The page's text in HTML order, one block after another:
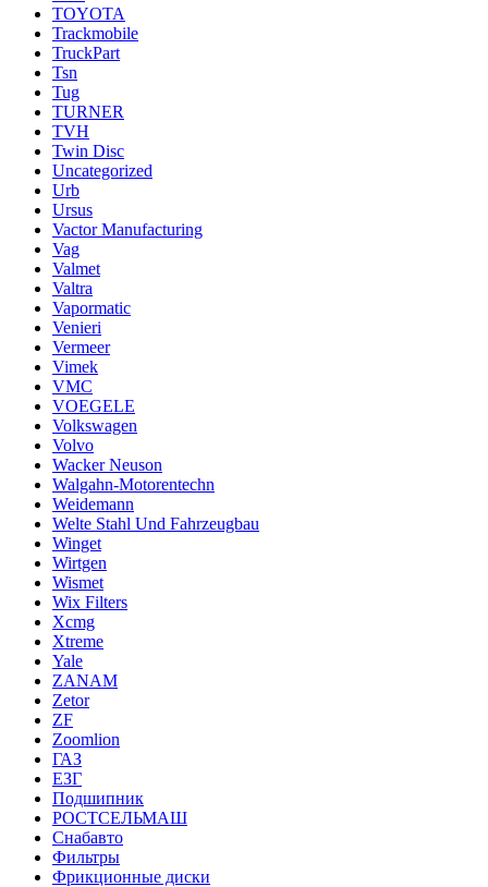
TOYOTA
Trackmobile
TruckPart
Tsn
Tug
TURNER
TVH
Twin Disc
Uncategorized
Urb
Ursus
Vactor Manufacturing
Vag
Valmet
Valtra
Vapormatic
Venieri
Vermeer
Vimek
VMC
VOEGELE
Volkswagen
Volvo
Wacker Neuson
Walgahn-Motorentechn
Weidemann
Welte Stahl Und Fahrzeugbau
Winget
Wirtgen
Wismet
Wix Filters
Xcmg
Xtreme
Yale
ZANAM
Zetor
ZF
Zoomlion
ГАЗ
ЕЗГ
Подшипник
РОСТСЕЛЬМАШ
Снабавто
Фильтры
Фрикционные диски